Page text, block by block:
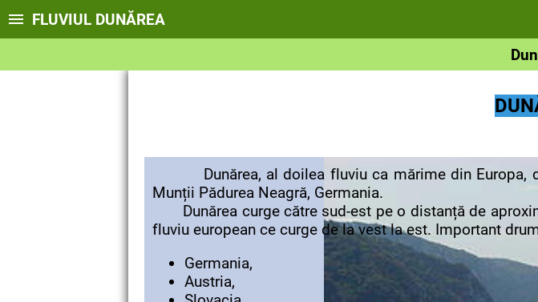
FLUVIUL DUNĂREA
Dunărea, al doilea fluviu ca mărime din Europa,
Munții Pădurea Neagră, Germania.
Dunărea curge către sud-est pe o distanță de
fluviu european ce curge de la vest la est. Important
Germania,
Austria,